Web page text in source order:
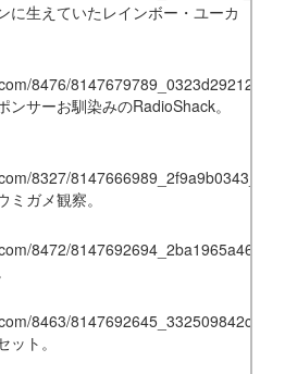
に生えていたレインボー・ユーカ
ンサーお馴染みのRadioShack。
ガメ観察。
ト。